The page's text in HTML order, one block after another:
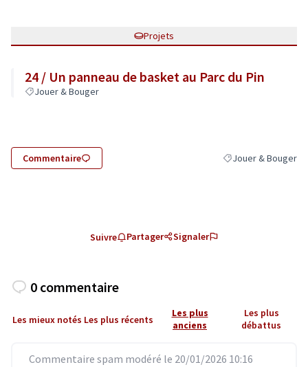
Projets
24 / Un panneau de basket au Parc du Pin
Jouer & Bouger
Commentaire Filtrer les résultats
Jouer & Bouger
Suivre Partager Signaler
0 commentaire
Les mieux notés Les plus récents
Les plus
anciens
Les plus
débattus
Commentaire spam modéré le 20/01/2026 10:16